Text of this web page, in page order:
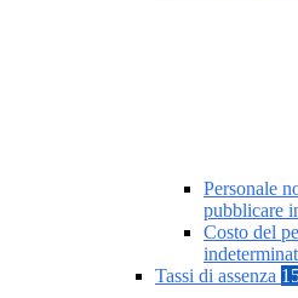
Personale
pubblicare
Costo del
Tassi di assenza